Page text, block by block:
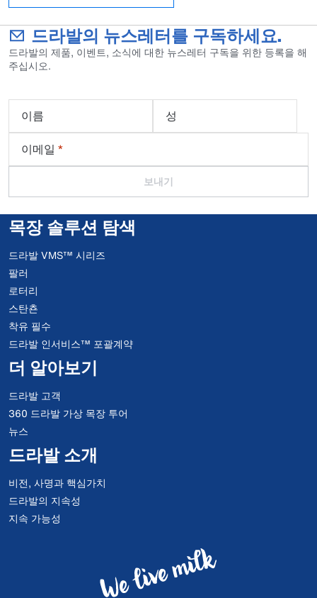
드라발의 뉴스레터를 구독하세요.
드라발의 제품, 이벤트, 소식에 대한 뉴스레터 구독을 위한 등록을 해
주십시오.
이름
성
이메일 *
보내기
목장 솔루션 탐색
드라발 VMS™ 시리즈
팔러
로터리
스탄쵼
착유 필수
드라발 인서비스™ 포괄계약
더 알아보기
드라발 고객
360 드라발 가상 목장 투어
뉴스
드라발 소개
비전, 사명과 핵심가치
드라발의 지속성
지속 가능성